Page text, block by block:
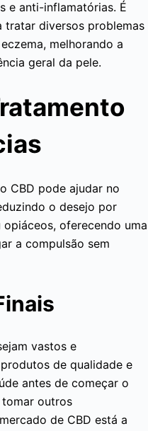
e anti-inflamatórias. É
tratar diversos problemas
melhorando a
geral da pele.
CBD pode ajudar no
o desejo por
oferecendo uma
a compulsão sem
vastos e
de qualidade e
antes de começar o
tomar outros
de CBD está a